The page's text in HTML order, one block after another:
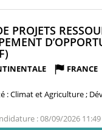
PROJETS
FENÊTRE) FRANCE
:Climat et Agriculture ;
: 08/09/2026 11:49